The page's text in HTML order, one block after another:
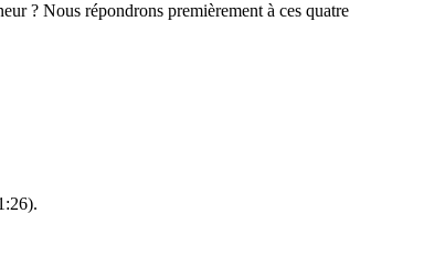
? Nous répondrons premièrement à ces quatre